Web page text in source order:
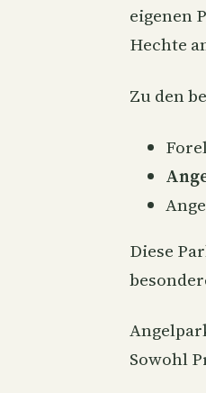
eigenen
Hechte
Zu den
Diese
Sowohl